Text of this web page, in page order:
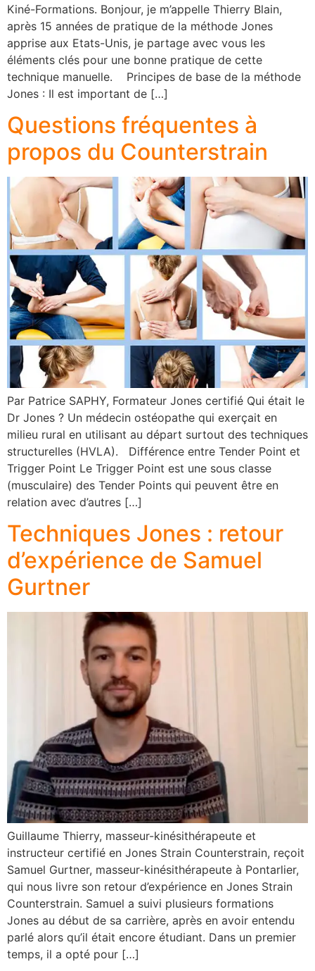
Kiné-Formations. Bonjour, je m’appelle Thierry Blain,
après 15 années de pratique de la méthode Jones
apprise aux Etats-Unis, je partage avec vous les
éléments clés pour une bonne pratique de cette
technique manuelle. Principes de base de la méthode
Jones : Il est important de […]
Questions fréquentes à
propos du Counterstrain
Par Patrice SAPHY, Formateur Jones certifié Qui était le
Dr Jones ? Un médecin ostéopathe qui exerçait en
milieu rural en utilisant au départ surtout des techniques
structurelles (HVLA). Différence entre Tender Point et
Trigger Point Le Trigger Point est une sous classe
(musculaire) des Tender Points qui peuvent être en
relation avec d’autres […]
Techniques Jones : retour
d’expérience de Samuel
Gurtner
Guillaume Thierry, masseur-kinésithérapeute et
instructeur certifié en Jones Strain Counterstrain, reçoit
Samuel Gurtner, masseur-kinésithérapeute à Pontarlier,
qui nous livre son retour d’expérience en Jones Strain
Counterstrain. Samuel a suivi plusieurs formations
Jones au début de sa carrière, après en avoir entendu
parlé alors qu’il était encore étudiant. Dans un premier
temps, il a opté pour […]